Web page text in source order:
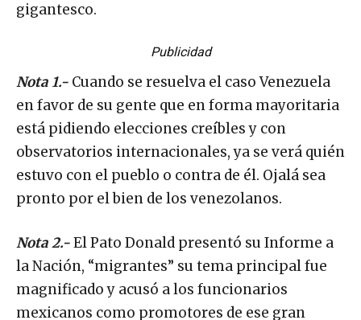
gigantesco.
Publicidad
Nota 1.- Cuando se resuelva el caso Venezuela
en favor de su gente que en forma mayoritaria
está pidiendo elecciones creíbles y con
observatorios internacionales, ya se verá quién
estuvo con el pueblo o contra de él. Ojalá sea
pronto por el bien de los venezolanos.
Nota 2.-El Pato Donald presentó su Informe a
la Nación, “migrantes” su tema principal fue
magnificado y acusó a los funcionarios
mexicanos como promotores de ese gran